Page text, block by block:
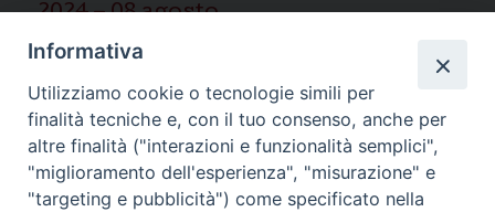
2024 – 08 agosto
2025 – 03 marzo
Informativa
Utilizziamo cookie o tecnologie simili per
finalità tecniche e, con il tuo consenso, anche per
altre finalità ("interazioni e funzionalità semplici",
"miglioramento dell'esperienza", "misurazione" e
"targeting e pubblicità") come specificato nella